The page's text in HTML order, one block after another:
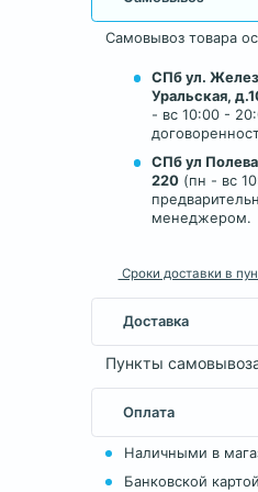
Самовывоз товара
СПб ул.
Уральская,
- вс 10:00 -
СПб ул
220 (пн - вс
менеджером.
Сроки доставки в
Доставка
Пункты
Оплата
Наличными в
Банковской